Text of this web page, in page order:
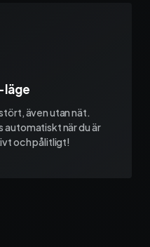
även utan nät.
automatiskt när du är
och pålitligt!